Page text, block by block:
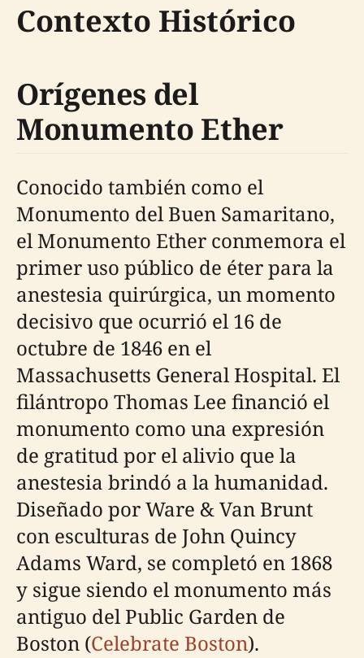
Contexto Histórico
Orígenes del
Monumento Ether
Conocido también como el
Monumento del Buen Samaritano,
el Monumento Ether conmemora el
primer uso público de éter para la
anestesia quirúrgica, un momento
decisivo que ocurrió el 16 de
octubre de 1846 en el
Massachusetts General Hospital. El
filántropo Thomas Lee financió el
monumento como una expresión
de gratitud por el alivio que la
anestesia brindó a la humanidad.
Diseñado por Ware & Van Brunt
con esculturas de John Quincy
Adams Ward, se completó en 1868
y sigue siendo el monumento más
antiguo del Public Garden de
Boston (Celebrate Boston).